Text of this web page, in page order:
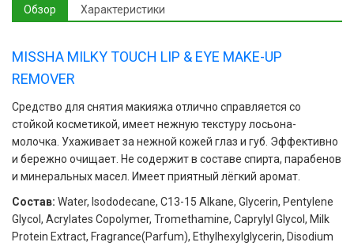
Обзор Характеристики
MISSHA MILKY TOUCH LIP & EYE MAKE-UP
REMOVER
Средство для снятия макияжа отлично справляется со
стойкой косметикой, имеет нежную текстуру лосьона-
молочка. Ухаживает за нежной кожей глаз и губ. Эффективно
и бережно очищает. Не содержит в составе спирта, парабенов
и минеральных масел. Имеет приятный лёгкий аромат.
Состав: Water, Isododecane, C13-15 Alkane, Glycerin, Pentylene
Glycol, Acrylates Copolymer, Tromethamine, Caprylyl Glycol, Milk
Protein Extract, Fragrance(Parfum), Ethylhexylglycerin, Disodium